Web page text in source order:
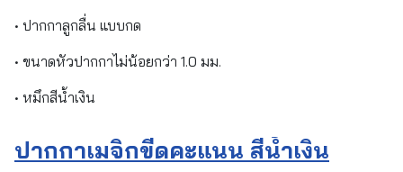
• ปากกาลูกลื่น แบบกด
• ขนาดหัวปากกาไม่น้อยกว่า 1.0 มม.
• หมึกสีน้ำเงิน
ปากกาเมจิกขีดคะแนน สีน้ำเงิน